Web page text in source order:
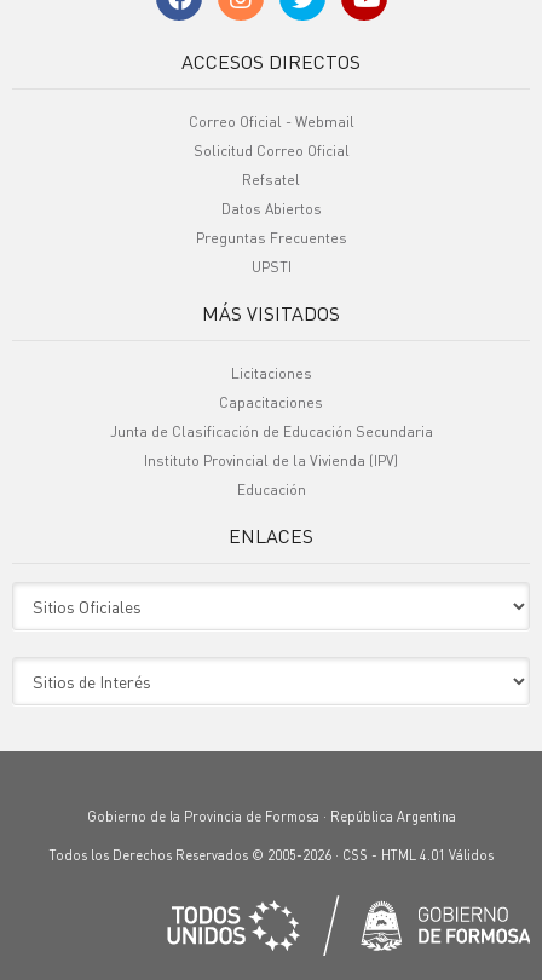
ACCESOS DIRECTOS
Correo Oficial - Webmail
Solicitud Correo Oficial
Refsatel
Datos Abiertos
Preguntas Frecuentes
UPSTI
MÁS VISITADOS
Licitaciones
Capacitaciones
Junta de Clasificación de Educación Secundaria
Instituto Provincial de la Vivienda (IPV)
Educación
ENLACES
Gobierno de la Provincia de Formosa · República Argentina
Todos los Derechos Reservados © 2005-2026 · CSS - HTML 4.01 Válidos